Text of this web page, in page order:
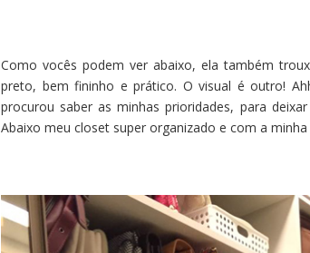
Como vocês podem ver abaixo, ela também
preto, bem fininho e prático. O visual é outro!
procurou saber as minhas prioridades, para
Abaixo meu closet super organizado e com a